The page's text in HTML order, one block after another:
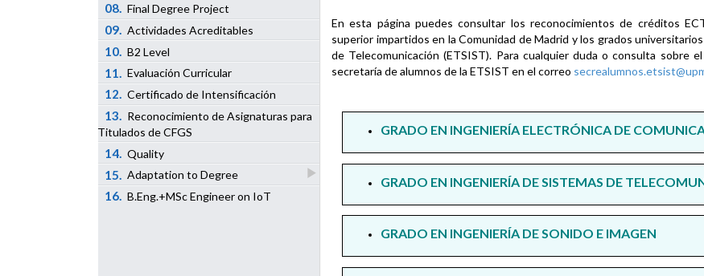
08. Final Degree Project
09. Actividades Acreditables
10. B2 Level
11. Evaluación Curricular
12. Certificado de Intensificación
13. Reconocimiento de Asignaturas para
Titulados de CFGS
14. Quality
15. Adaptation to Degree
16. B.Eng.+MSc Engineer on IoT
En esta página puedes consultar los reconocimientos de créditos
superior impartidos en la Comunidad de Madrid y los grados
de Telecomunicación (ETSIST). Para cualquier duda o consulta sobre
secretaría de alumnos de la ETSIST en el correo
GRADO EN INGENIERÍA ELECTRÓNICA DE
GRADO EN INGENIERÍA DE SISTEMAS DE
GRADO EN INGENIERÍA DE SONIDO E IMAGEN